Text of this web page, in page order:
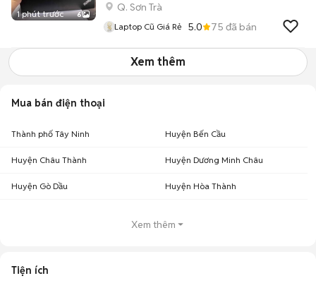
1 phút trước 6
Q. Sơn Trà
Laptop Cũ Giá Rẻ 5.0 75 đã bán
Xem thêm
Mua bán điện thoại
Thành phố Tây Ninh Huyện Bến Cầu
Huyện Châu Thành Huyện Dương Minh Châu
Huyện Gò Dầu Huyện Hòa Thành
Xem thêm
Tiện ích